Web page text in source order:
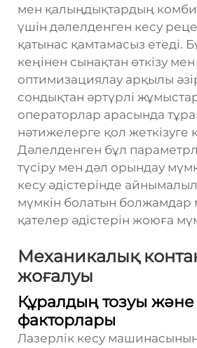
мен қалыңдықтардың
үшін дәлелденген кесу
қатынас қамтамасыз етеді.
кеңінен сынақтан өткізу мен
оптимизациялау арқылы
сондықтан әртүрлі
операторлар арасында
нәтижелерге қол жеткізуге
Дәлелденген бұл
түсіру мен дәл орындау
кесу әдістерінде
мүмкін болатын болжамдар
қателер әдістерін жоюға
Механикалық
жоғалуы
Құралдың тозуы
факторлары
Лазерлік кесу